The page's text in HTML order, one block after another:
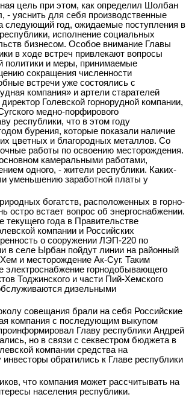
цель при этом, как определил Шолбан
- уяснить для себя производственные
следующий год, ожидаемые поступления в
исполнение социальных
бизнесом. Особое внимание Главы
в ходе встреч привлекают вопросы
политики и меры, принимаемые
сокращения численности
встречи уже состоялись с
компания» и артели старателей
Голевской горнорудной компании,
медно-порфирового
республики, что в этом году
бурения, которые показали наличие
цветных и благородных металлов. Со
работы по освоению месторождения.
камеральными работами,
одного, - жители республики. Каких-
уменьшению заработной платы у
богатств, расположенных в горно-
остро встает вопрос об энергоснабжении.
текущего года в Правительстве
компании и Российских
о сооружении ЛЭП-220 по
в селе Ырбан пойдут линии на районный
и месторождение Ак-Суг. Таким
электроснабжение горнодобывающего
Тоджинского и части Пий-Хемского
дизельными
совещания брали на себя Российские
компания с последующим выкупом
Главу республики Андрей
но в связи с секвестром бюджета в
компании средства на
обратились к Главе республики
что компания может рассчитывать на
населения республики.